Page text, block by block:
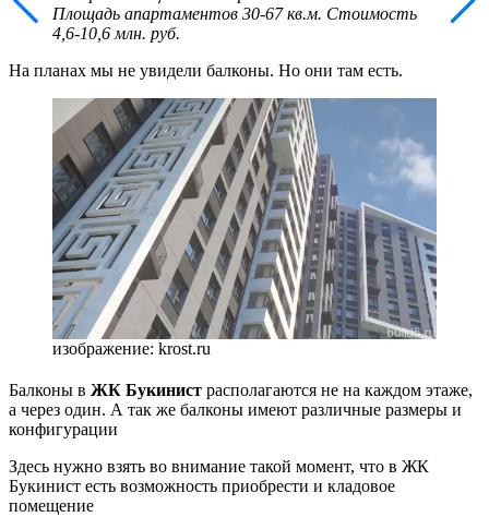
Площадь апартаментов 30-67 кв.м. Стоимость
4,6-10,6 млн. руб.
На планах мы не увидели балконы. Но они там есть.
изображение: krost.ru
Балконы в ЖК Букинист располагаются не на каждом этаже,
а через один. А так же балконы имеют различные размеры и
конфигурации
Здесь нужно взять во внимание такой момент, что в ЖК
Букинист есть возможность приобрести и кладовое
помещение